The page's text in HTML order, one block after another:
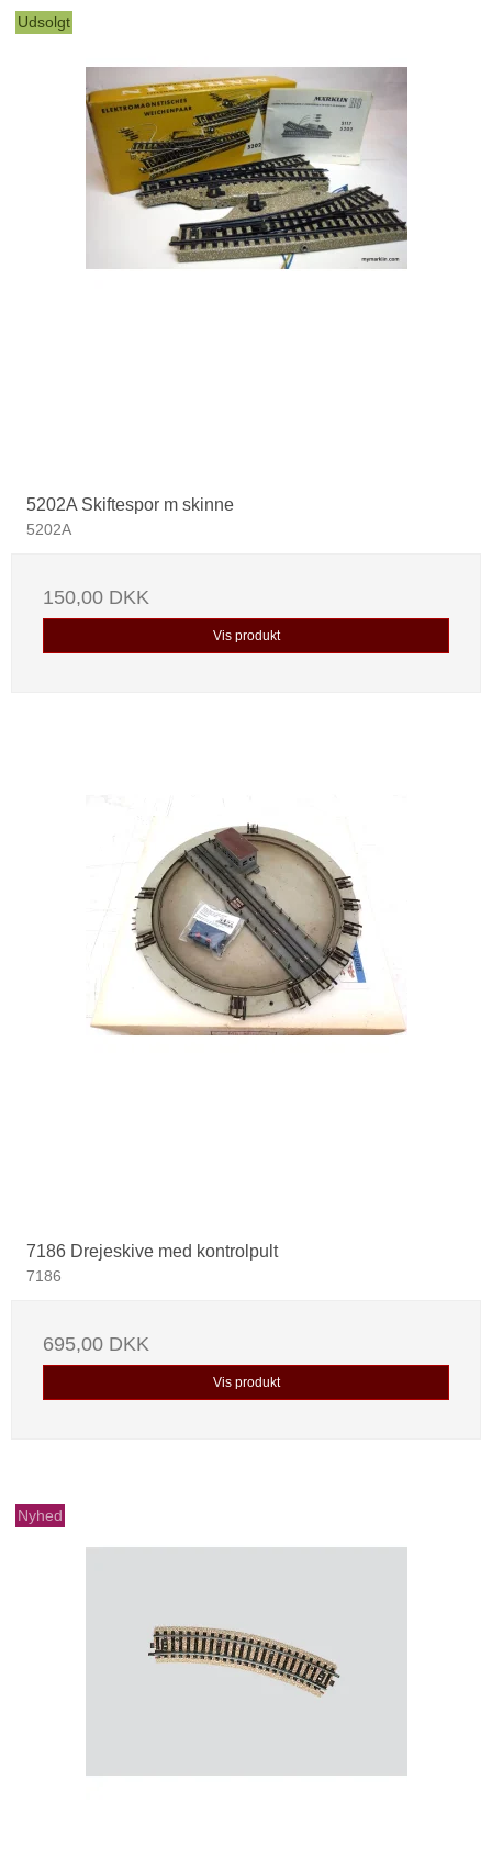
Udsolgt
5202A Skiftespor m skinne
5202A
150,00 DKK
Vis produkt
7186 Drejeskive med kontrolpult
7186
695,00 DKK
Vis produkt
Nyhed